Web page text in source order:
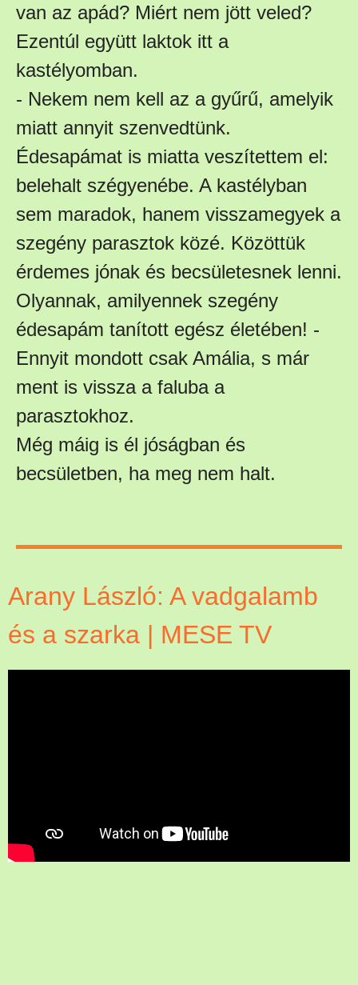
van az apád? Miért nem jött veled?
Ezentúl együtt laktok itt a
kastélyomban.
- Nekem nem kell az a gyűrű, amelyik
miatt annyit szenvedtünk.
Édesapámat is miatta veszítettem el:
belehalt szégyenébe. A kastélyban
sem maradok, hanem visszamegyek a
szegény parasztok közé. Közöttük
érdemes jónak és becsületesnek lenni.
Olyannak, amilyennek szegény
édesapám tanított egész életében! -
Ennyit mondott csak Amália, s már
ment is vissza a faluba a
parasztokhoz.
Még máig is él jóságban és
becsületben, ha meg nem halt.
Arany László: A vadgalamb
és a szarka | MESE TV